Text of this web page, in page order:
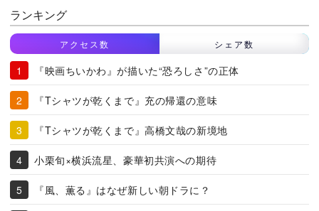
ランキング
アクセス数 シェア数
『映画ちいかわ』が描いた“恐ろしさ”の正体
『Tシャツが乾くまで』充の帰還の意味
『Tシャツが乾くまで』高橋文哉の新境地
小栗旬×横浜流星、豪華初共演への期待
『風、薫る』はなぜ新しい朝ドラに？